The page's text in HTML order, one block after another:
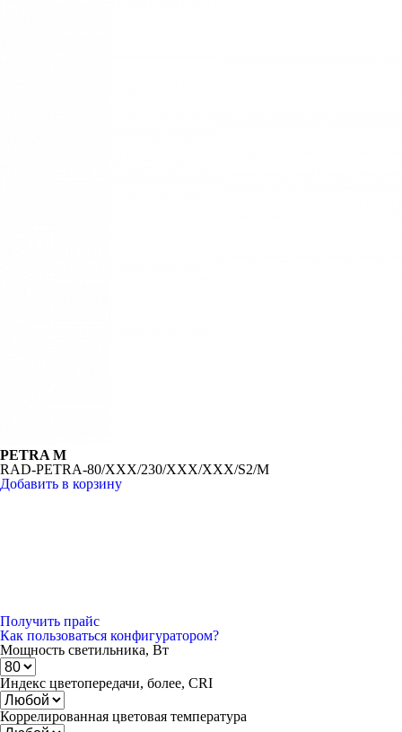
PETRA M
RAD-PETRA-80/XXX/230/XXX/XXX/S2/M
Добавить в корзину
Получить прайс
Как пользоваться конфигуратором?
Мощность светильника, Вт
Индекс цветопередачи, более, CRI
Коррелированная цветовая температура